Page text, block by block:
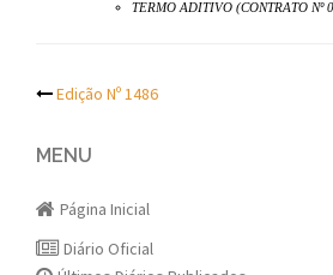
TERMO ADITIVO (CONTRATO Nº
Post
navigation
Edição Nº 1486
MENU
Página Inicial
Diário Oficial